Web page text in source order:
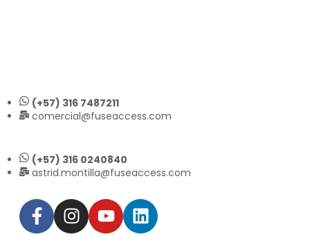
(+57) 316 7487211
comercial@fuseaccess.com
(+57) 316 0240840
astrid.montilla@fuseaccess.com